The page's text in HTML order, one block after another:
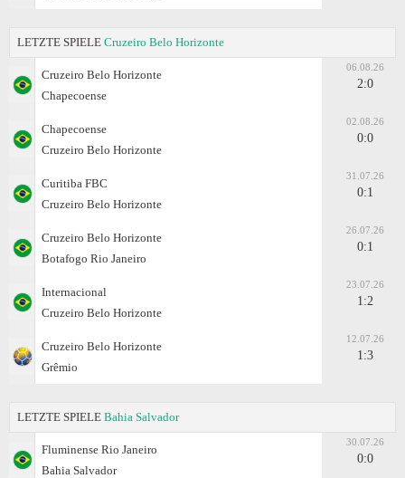
LETZTE SPIELE Cruzeiro Belo Horizonte
Cruzeiro Belo Horizonte
Chapecoense
06.08.26
2:0
Chapecoense
Cruzeiro Belo Horizonte
02.08.26
0:0
Curitiba FBC
Cruzeiro Belo Horizonte
31.07.26
0:1
Cruzeiro Belo Horizonte
Botafogo Rio Janeiro
26.07.26
0:1
Internacional
Cruzeiro Belo Horizonte
23.07.26
1:2
Cruzeiro Belo Horizonte
Grêmio
12.07.26
1:3
LETZTE SPIELE Bahia Salvador
Fluminense Rio Janeiro
Bahia Salvador
30.07.26
0:0